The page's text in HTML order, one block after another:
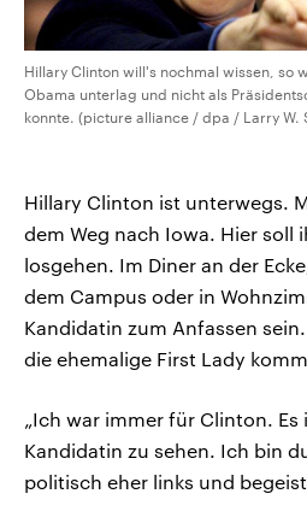
Hillary Clinton will's nochmal wissen, so
Obama unterlag und nicht als
konnte. (picture alliance / dpa / Larry W.
Hillary Clinton ist unterwegs.
dem Weg nach Iowa. Hier soll
losgehen. Im Diner an der
dem Campus oder in
Kandidatin zum Anfassen
die ehemalige First Lady
„Ich war immer für Clinton. Es
Kandidatin zu sehen. Ich bin
politisch eher links und